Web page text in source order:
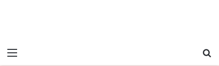
Menu